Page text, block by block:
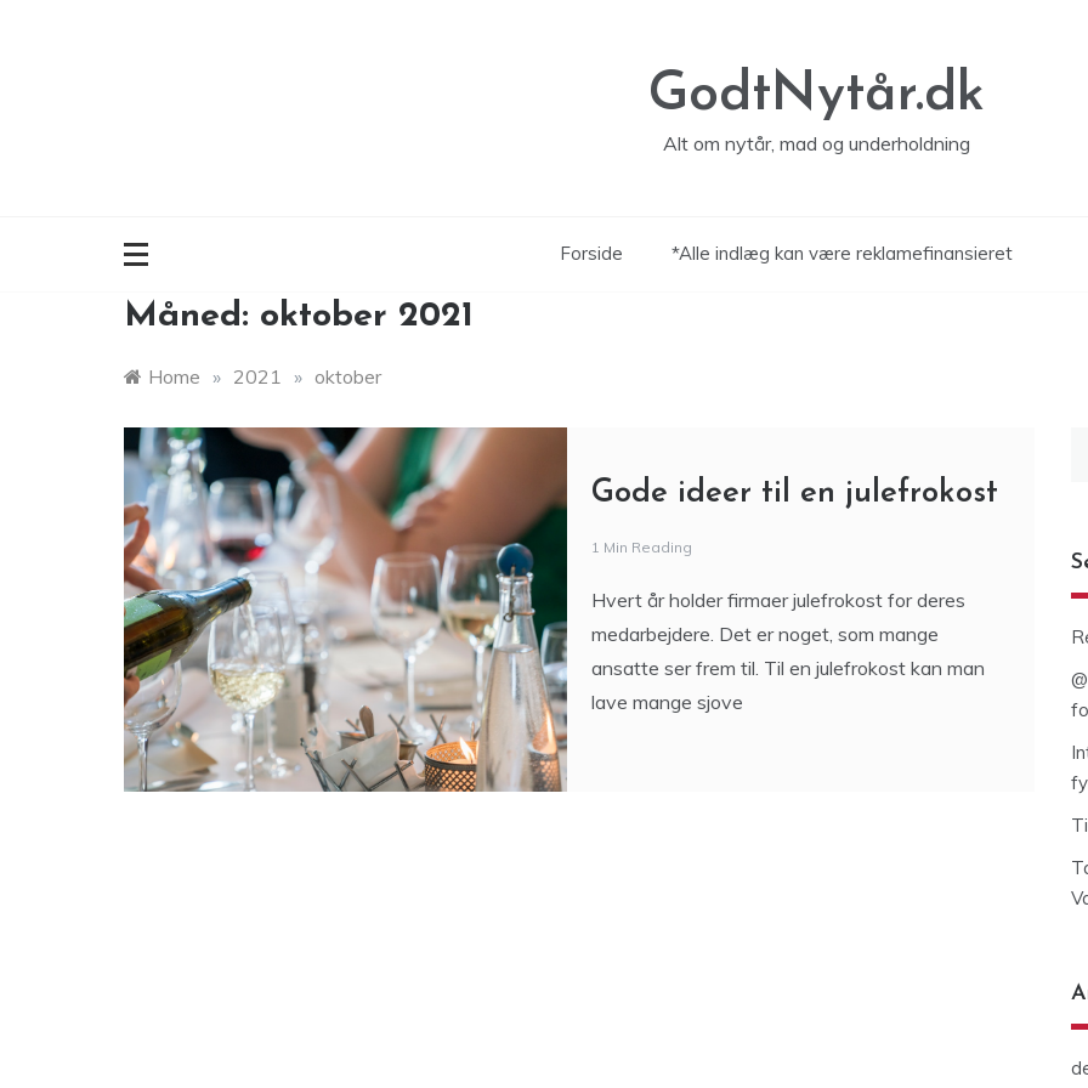
GodtNytår.dk
Alt om nytår, mad og underholdning
Forside *Alle indlæg kan være reklamefinansieret
Måned: oktober 2021
Home » 2021 » oktober
Gode ideer til en julefrokost
1 Min Reading
Hvert år holder firmaer julefrokost for deres
medarbejdere. Det er noget, som mange
ansatte ser frem til. Til en julefrokost kan man
lave mange sjove